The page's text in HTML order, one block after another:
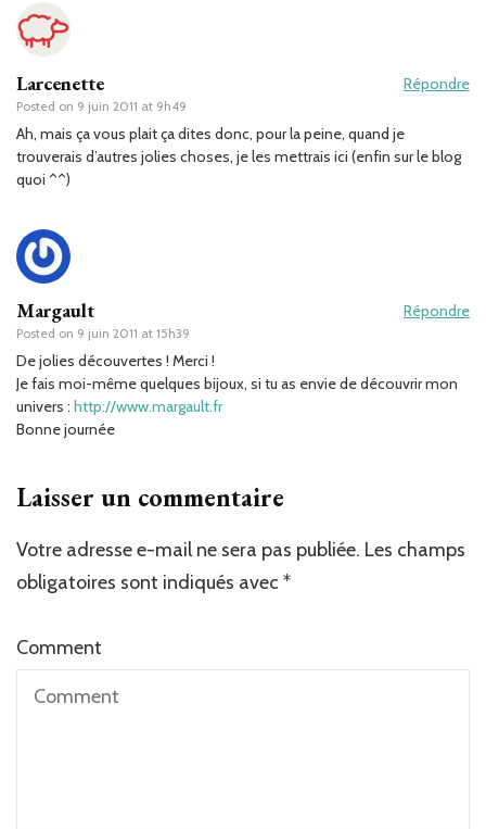
Larcenette
Posted on 9 juin 2011 at 9h49
Répondre
Ah, mais ça vous plait ça dites donc, pour la peine, quand je
trouverais d’autres jolies choses, je les mettrais ici (enfin sur le blog
quoi ^^)
Margault
Posted on 9 juin 2011 at 15h39
Répondre
De jolies découvertes ! Merci !
Je fais moi-même quelques bijoux, si tu as envie de découvrir mon
univers : http://www.margault.fr
Bonne journée
Laisser un commentaire
Votre adresse e-mail ne sera pas publiée. Les champs
obligatoires sont indiqués avec *
Comment